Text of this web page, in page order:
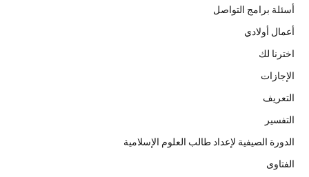
أسئلة برامج التواصل
أعمال أولادي
اخترنا لك
الإجازات
التعريف
التفسير
الدورة الصيفية لإعداد طالب العلوم الإسلامية
الفتاوى